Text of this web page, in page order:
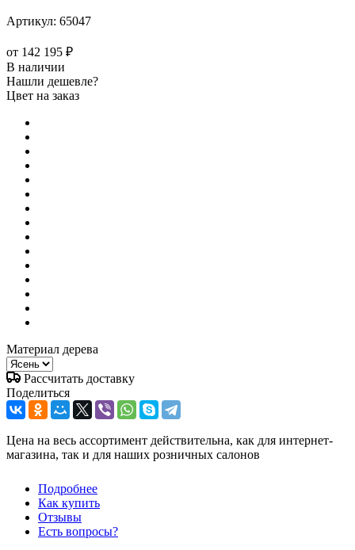
Артикул: 65047
от 142 195 ₽
В наличии
Нашли дешевле?
Цвет на заказ
Материал дерева
Рассчитать доставку
Поделиться
Цена на весь ассортимент действительна, как для интернет-
магазина, так и для наших розничных салонов
Подробнее
Как купить
Отзывы
Есть вопросы?